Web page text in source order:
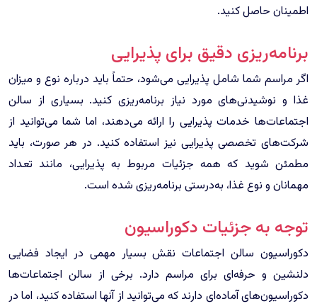
اطمینان حاصل کنید.
برنامه‌ریزی دقیق برای پذیرایی
اگر مراسم شما شامل پذیرایی می‌شود، حتماً باید درباره نوع و میزان
غذا و نوشیدنی‌های مورد نیاز برنامه‌ریزی کنید. بسیاری از سالن
اجتماعات‌ها خدمات پذیرایی را ارائه می‌دهند، اما شما می‌توانید از
شرکت‌های تخصصی پذیرایی نیز استفاده کنید. در هر صورت، باید
مطمئن شوید که همه جزئیات مربوط به پذیرایی، مانند تعداد
مهمانان و نوع غذا، به‌درستی برنامه‌ریزی شده است.
توجه به جزئیات دکوراسیون
دکوراسیون سالن اجتماعات نقش بسیار مهمی در ایجاد فضایی
دلنشین و حرفه‌ای برای مراسم دارد. برخی از سالن اجتماعات‌ها
دکوراسیون‌های آماده‌ای دارند که می‌توانید از آنها استفاده کنید، اما در